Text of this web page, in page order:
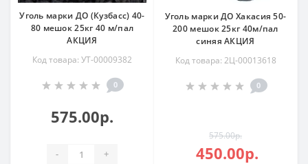
Уголь марки ДО (Кузбасс) 40-
80 мешок 25кг 40 м/пал
АКЦИЯ
Код товара: УТ-00009382
0
575.00р.
- +
Уголь марки ДО Хакасия 50-
200 мешок 25кг 40м/пал
синяя АКЦИЯ
Код товара: 2Ц-00013618
0
575.00р.
450.00р.